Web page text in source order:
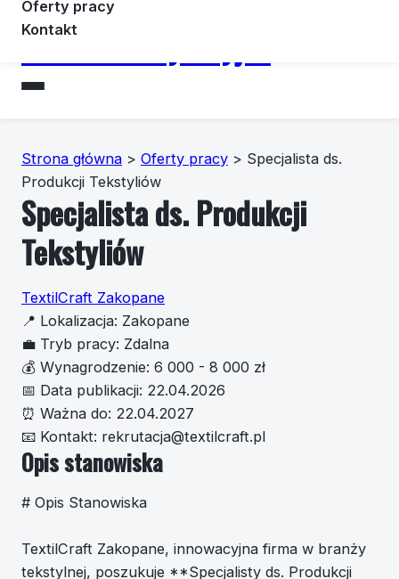
Forummotoryzacyjne
Oferty pracy
Kontakt
Strona główna > Oferty pracy > Specjalista ds.
Produkcji Tekstyliów
Specjalista ds. Produkcji
Tekstyliów
TextilCraft Zakopane
📍 Lokalizacja: Zakopane
💼 Tryb pracy: Zdalna
💰 Wynagrodzenie: 6 000 - 8 000 zł
📅 Data publikacji: 22.04.2026
⏰ Ważna do: 22.04.2027
📧 Kontakt: rekrutacja@textilcraft.pl
Opis stanowiska
# Opis Stanowiska
TextilCraft Zakopane, innowacyjna firma w branży
tekstylnej, poszukuje **Specjalisty ds. Produkcji